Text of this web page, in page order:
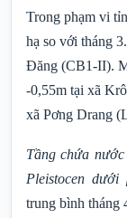
Trong phạm vi
hạ so với tháng
Đăng (CB1-II).
-0,55m tại xã
xã Pơng Drang
Tầng chứa
Pleistocen dưới
trung bình tháng